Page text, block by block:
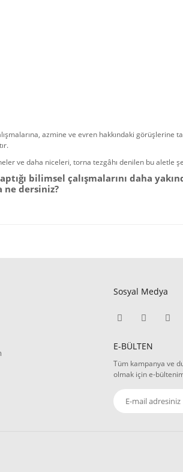
azmine ve evren hakkındaki görüşlerine
ve daha niceleri, torna tezgâhı denilen bu aletle
bilimsel çalışmalarını daha
ne dersiniz?
Sosyal Medya
E-BÜLTEN
Tüm kampanya ve
olmak için e-